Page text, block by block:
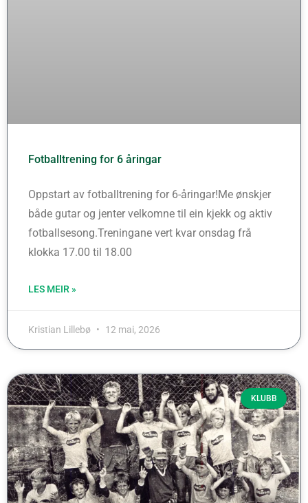
Fotballtrening for 6 åringar
Oppstart av fotballtrening for 6-åringar!Me ønskjer
både gutar og jenter velkomne til ein kjekk og aktiv
fotballsesong.Treningane vert kvar onsdag frå
klokka 17.00 til 18.00
LES MEIR »
Kristian Lillebø 12 mai, 2026
KLUBB